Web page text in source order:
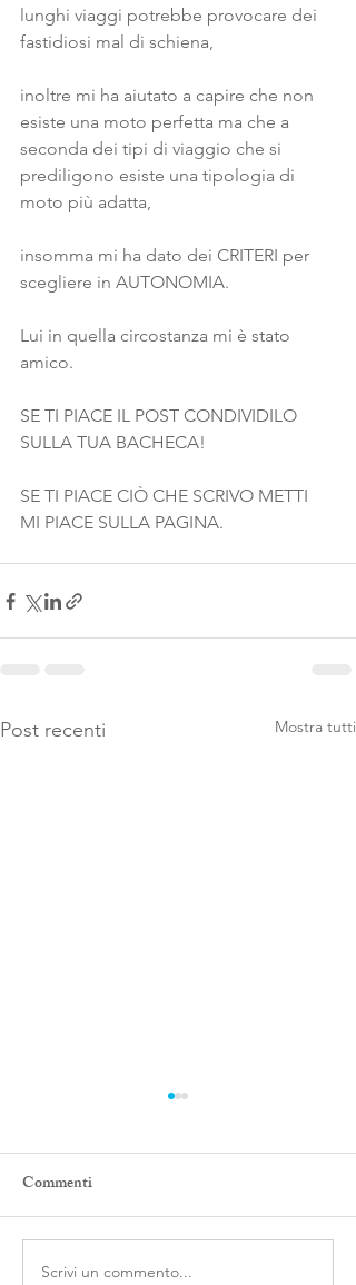
lunghi viaggi potrebbe provocare dei
fastidiosi mal di schiena,
inoltre mi ha aiutato a capire che non
esiste una moto perfetta ma che a
seconda dei tipi di viaggio che si
prediligono esiste una tipologia di
moto più adatta,
insomma mi ha dato dei CRITERI per
scegliere in AUTONOMIA.
Lui in quella circostanza mi è stato
amico.
SE TI PIACE IL POST CONDIVIDILO
SULLA TUA BACHECA!
SE TI PIACE CIÒ CHE SCRIVO METTI
MI PIACE SULLA PAGINA.
Post recenti Mostra tutti
Commenti
Scrivi un commento...